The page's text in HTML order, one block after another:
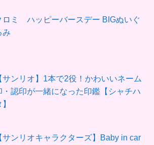
ロミ ハッピーバースデー BIGぬいぐ
み
サンリオ】1本で2役！かわいいネーム
・認印が一緒になった印鑑【シャチハ
サンリオキャラクターズ】Baby in car